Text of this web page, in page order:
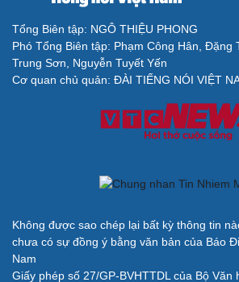
Tổng Biên tập: NGÔ THIỆU PHONG
Phó Tổng Biên tập: Phạm Công Hân, Đặng
Trung Sơn, Nguyễn Tuyết Yến
Cơ quan chủ quản: ĐÀI TIẾNG NÓI VIỆT
Không được sao chép lại bất kỳ thông tin
chưa có sự đồng ý bằng văn bản của Báo
Nam
Giấy phép số 27/GP-BVHTTDL của Bộ Văn